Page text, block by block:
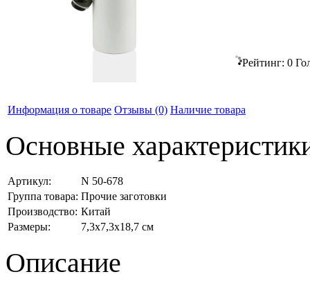
Рейтинг: 0
Информация о товаре Отзывы (0) Наличие товара
Основные
Артикул:
N 50-678
Группа товара: Прочие заготовки
Производство: Китай
Размеры:
7,3x7,3x18,7 см
Описание